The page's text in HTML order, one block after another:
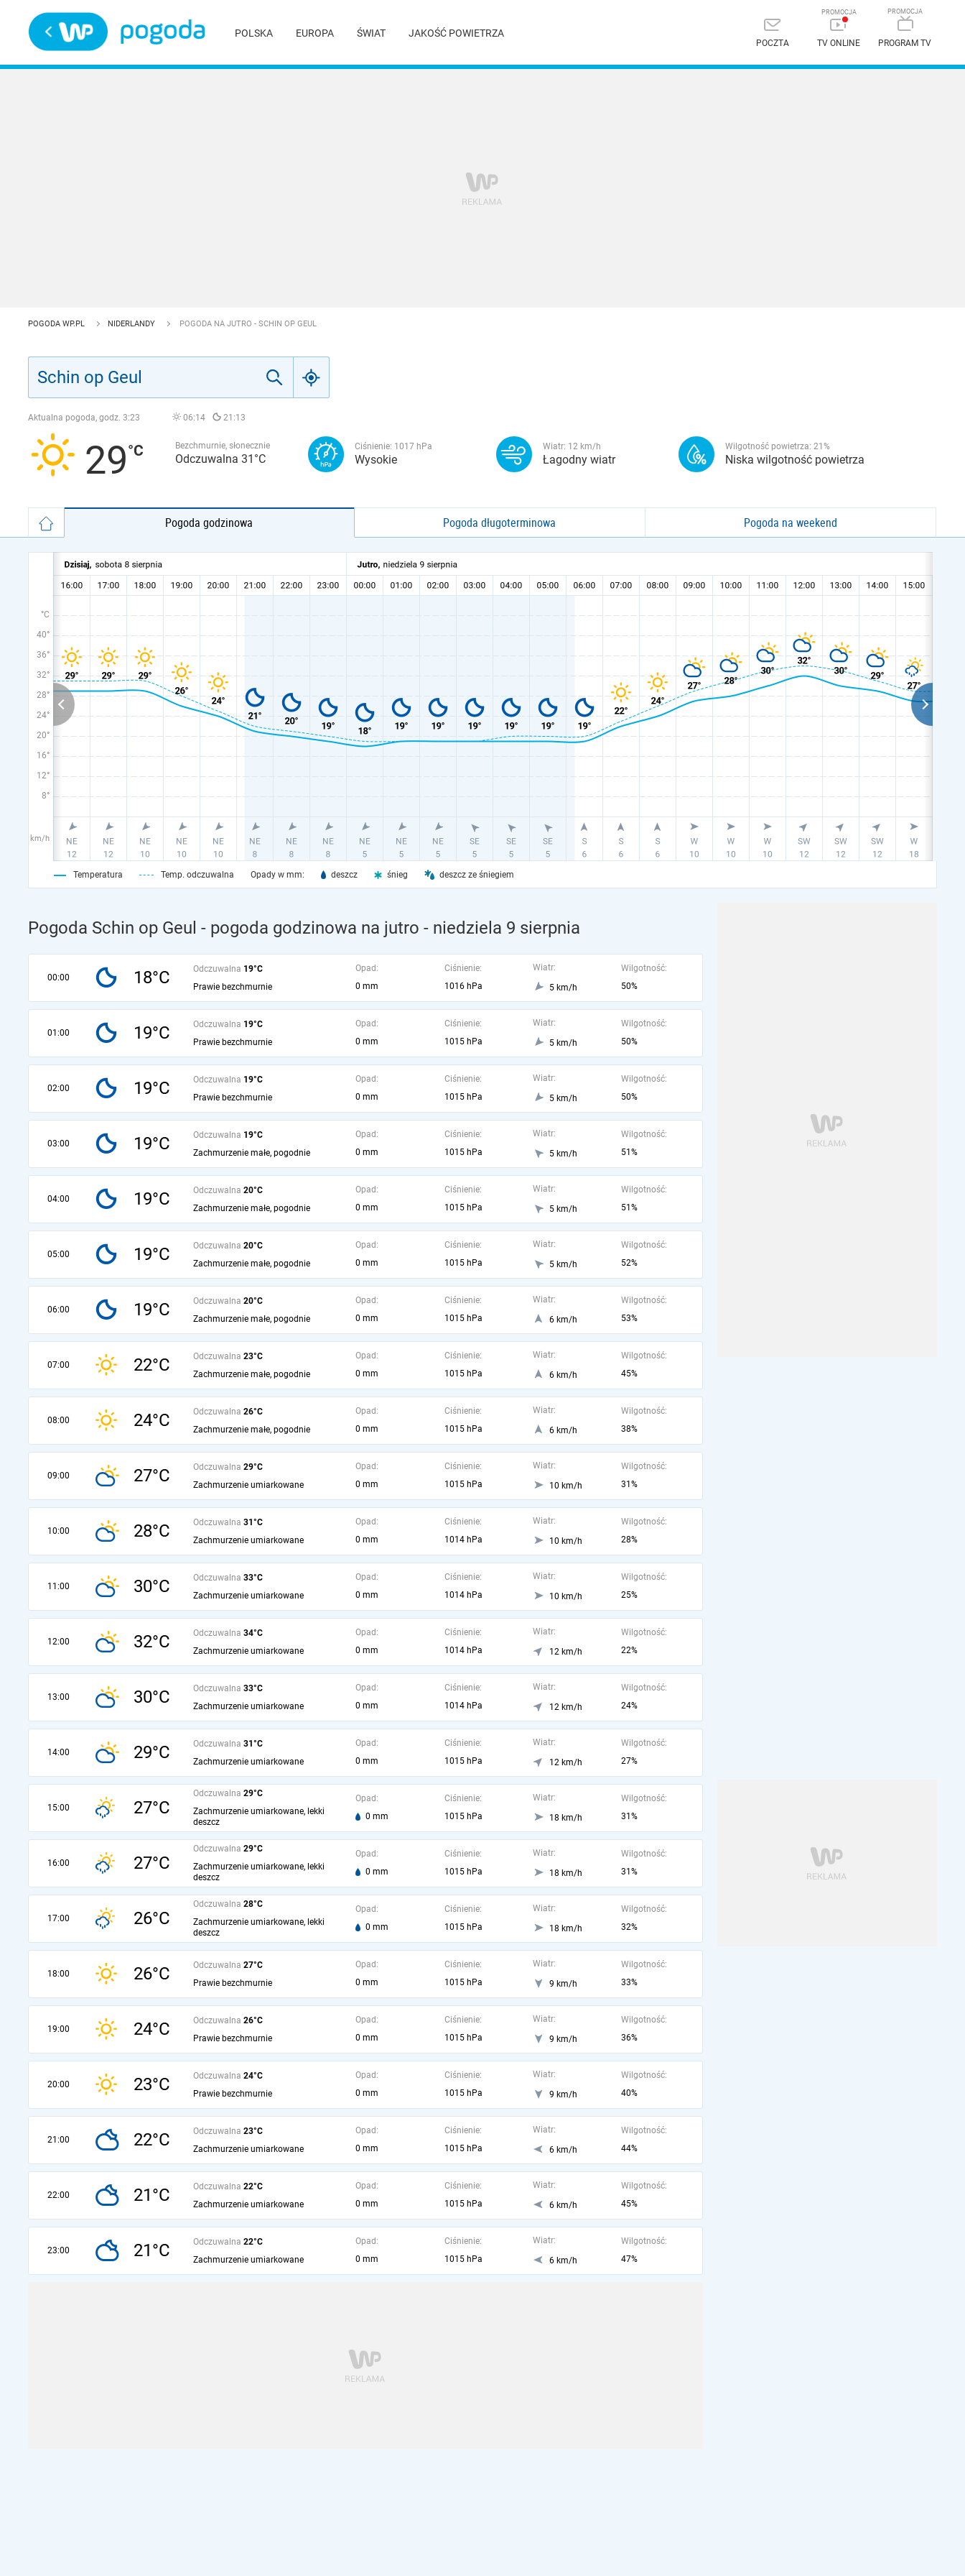
POLSKA EUROPA ŚWIAT JAKOŚĆ POWIETRZA
POCZTA TV ONLINE PROGRAM TV
POGODA WP.PL NIDERLANDY POGODA NA JUTRO - SCHIN OP GEUL
Aktualna pogoda, godz. 3:23 06:14 21:13
29 Bezchmurnie, słonecznie
Odczuwalna 31°C
Ciśnienie: 1017 hPa
Wysokie
Wiatr: 12 km/h
Łagodny wiatr
Wilgotność powietrza: 21 %
Niska wilgotność powietrza
Pogoda godzinowa Pogoda długoterminowa Pogoda na weekend
°C
40°
36°
32°
28°
24°
20°
16°
12°
8°
km/h
Temperatura Temp. odczuwalna Opady w mm: deszcz śnieg deszcz ze śniegiem
Pogoda Schin op Geul - pogoda godzinowa na jutro - niedziela 9 sierpnia
00:00 18°C Odczuwalna 19°C
Prawie bezchmurnie
Opad:
0 mm
Ciśnienie:
1016 hPa
Wiatr:
5 km/h
Wilgotność:
50%
01:00 19°C Odczuwalna 19°C
Prawie bezchmurnie
Opad:
0 mm
Ciśnienie:
1015 hPa
Wiatr:
5 km/h
Wilgotność:
50%
02:00 19°C Odczuwalna 19°C
Prawie bezchmurnie
Opad:
0 mm
Ciśnienie:
1015 hPa
Wiatr:
5 km/h
Wilgotność:
50%
03:00 19°C Odczuwalna 19°C
Zachmurzenie małe, pogodnie
Opad:
0 mm
Ciśnienie:
1015 hPa
Wiatr:
5 km/h
Wilgotność:
51%
04:00 19°C Odczuwalna 20°C
Zachmurzenie małe, pogodnie
Opad:
0 mm
Ciśnienie:
1015 hPa
Wiatr:
5 km/h
Wilgotność:
51%
05:00 19°C Odczuwalna 20°C
Zachmurzenie małe, pogodnie
Opad:
0 mm
Ciśnienie:
1015 hPa
Wiatr:
5 km/h
Wilgotność:
52%
06:00 19°C Odczuwalna 20°C
Zachmurzenie małe, pogodnie
Opad:
0 mm
Ciśnienie:
1015 hPa
Wiatr:
6 km/h
Wilgotność:
53%
07:00 22°C Odczuwalna 23°C
Zachmurzenie małe, pogodnie
Opad:
0 mm
Ciśnienie:
1015 hPa
Wiatr:
6 km/h
Wilgotność:
45%
08:00 24°C Odczuwalna 26°C
Zachmurzenie małe, pogodnie
Opad:
0 mm
Ciśnienie:
1015 hPa
Wiatr:
6 km/h
Wilgotność:
38%
09:00 27°C Odczuwalna 29°C
Zachmurzenie umiarkowane
Opad:
0 mm
Ciśnienie:
1015 hPa
Wiatr:
10 km/h
Wilgotność:
31%
10:00 28°C Odczuwalna 31°C
Zachmurzenie umiarkowane
Opad:
0 mm
Ciśnienie:
1014 hPa
Wiatr:
10 km/h
Wilgotność:
28%
11:00 30°C Odczuwalna 33°C
Zachmurzenie umiarkowane
Opad:
0 mm
Ciśnienie:
1014 hPa
Wiatr:
10 km/h
Wilgotność:
25%
12:00 32°C Odczuwalna 34°C
Zachmurzenie umiarkowane
Opad:
0 mm
Ciśnienie:
1014 hPa
Wiatr:
12 km/h
Wilgotność:
22%
13:00 30°C Odczuwalna 33°C
Zachmurzenie umiarkowane
Opad:
0 mm
Ciśnienie:
1014 hPa
Wiatr:
12 km/h
Wilgotność:
24%
14:00 29°C Odczuwalna 31°C
Zachmurzenie umiarkowane
Opad:
0 mm
Ciśnienie:
1015 hPa
Wiatr:
12 km/h
Wilgotność:
27%
15:00 27°C
Odczuwalna 29°C
Zachmurzenie umiarkowane, lekki
deszcz
Opad:
0 mm
Ciśnienie:
1015 hPa
Wiatr:
18 km/h
Wilgotność:
31%
16:00 27°C
Odczuwalna 29°C
Zachmurzenie umiarkowane, lekki
deszcz
Opad:
0 mm
Ciśnienie:
1015 hPa
Wiatr:
18 km/h
Wilgotność:
31%
17:00 26°C
Odczuwalna 28°C
Zachmurzenie umiarkowane, lekki
deszcz
Opad:
0 mm
Ciśnienie:
1015 hPa
Wiatr:
18 km/h
Wilgotność:
32%
18:00 26°C Odczuwalna 27°C
Prawie bezchmurnie
Opad:
0 mm
Ciśnienie:
1015 hPa
Wiatr:
9 km/h
Wilgotność:
33%
19:00 24°C Odczuwalna 26°C
Prawie bezchmurnie
Opad:
0 mm
Ciśnienie:
1015 hPa
Wiatr:
9 km/h
Wilgotność:
36%
20:00 23°C Odczuwalna 24°C
Prawie bezchmurnie
Opad:
0 mm
Ciśnienie:
1015 hPa
Wiatr:
9 km/h
Wilgotność:
40%
21:00 22°C Odczuwalna 23°C
Zachmurzenie umiarkowane
Opad:
0 mm
Ciśnienie:
1015 hPa
Wiatr:
6 km/h
Wilgotność:
44%
22:00 21°C Odczuwalna 22°C
Zachmurzenie umiarkowane
Opad:
0 mm
Ciśnienie:
1015 hPa
Wiatr:
6 km/h
Wilgotność:
45%
23:00 21°C Odczuwalna 22°C
Zachmurzenie umiarkowane
Opad:
0 mm
Ciśnienie:
1015 hPa
Wiatr:
6 km/h
Wilgotność:
47%